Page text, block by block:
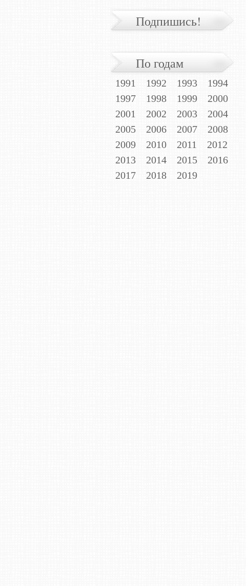
Подпишись!
По годам
1991 1992 1993
1994
1997
1998 1999
2000
2001
2002 2003
2004
2005
2006 2007
2008
2009
2010 2011
2012
2013
2014 2015
2016
2017
2018 2019